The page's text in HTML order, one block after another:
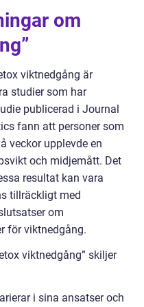
om
viktnedgång är
studier som har
publicerad i Journal
fann att personer som
veckor upplevde en
och midjemått. Det
resultat kan vara
tillräckligt med
om
för viktnedgång.
viktnedgång” skiljer
i sina ansatser och